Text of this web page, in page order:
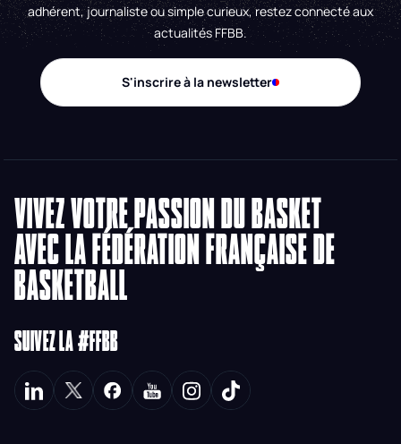
adhérent, journaliste ou simple curieux, restez connecté aux
actualités FFBB.
S'inscrire à la newsletter
VIVEZ VOTRE PASSION DU BASKET
AVEC LA FÉDÉRATION FRANÇAISE DE
BASKETBALL
SUIVEZ LA #FFBB